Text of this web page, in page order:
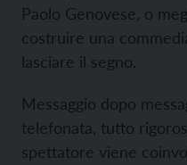
Paolo Genovese, o
costruire una
lasciare il segno.
Messaggio dopo
telefonata, tutto
spettatore viene